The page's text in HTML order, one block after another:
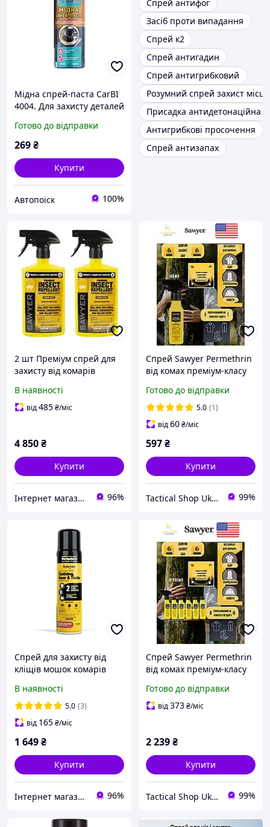
Мідна спрей-паста CarBI
4004. Для захисту деталей
Готово до відправки
269₴
Купити
Автопоіск 100%
Спрей антифог
Засіб проти випадання
Спрей к2
Спрей антигадин
Спрей антигрибковий
Розумний спрей захист місць
Присадка антидетонаційна
Антигрибкові просочення
Спрей антизапах
2 шт Преміум спрей для
захисту від комарів
Premium з перметрином
710 мл дія до 6 тижнів
В наявності
від485₴/міс
4 850₴
Купити
Інтернет магазин Store7 96%
Спрей Sawyer Permethrin
від комах преміум-класу
спорядження та наметів,
тригерний з
перметрином 133 мм
Готово до відправки
5.0 (1)
від60₴/міс
597₴
Купити
Tactical Shop Ukraine 99%
Спрей для захисту від
кліщів мошок комарів
перметрином 250 мл дія 6
тижнів
В наявності
5.0 (3)
від 165₴/міс
1 649₴
Купити
Інтернет магазин Store7 96%
Спрей Sawyer Permethrin
від комах преміум-класу
спорядження та наметів,
тригерний з
Готово до відправки
від373₴/міс
2 239₴
Купити
Tactical Shop Ukraine 99%